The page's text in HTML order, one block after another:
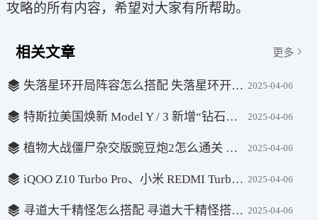
攻略的所有内容，希望对大家有所帮助。
相关文章 更多
失落星环开局阵容怎么搭配 失落星环开局阵容搭配攻略 2025-04-06
特斯拉美国焕新 Model Y / 3 新增“钻石黑”车漆，选配价 1500 美元 2025-04-06
植物大战僵尸杂交版豌豆炮2怎么通关 植物大战僵尸杂交版豌豆炮2通关攻略 2025-04-06
iQOO Z10 Turbo Pro、小米 REDMI Turbo 4 Pro 手机参数曝光：均为本月发布、骁龙 8s Gen4 处理器 2025-04-06
寻道大千精怪怎么搭配 寻道大千精怪搭配分享 2025-04-06